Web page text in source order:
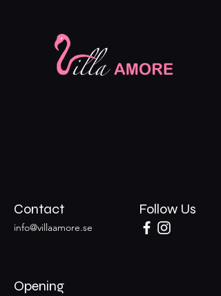
Contact
info@villaamore.se
Follow Us
Opening